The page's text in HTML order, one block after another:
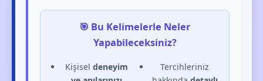
🎯 Bu Kelimelerle Neler
Yapabileceksiniz?
Kişisel deneyim
Tercihleriniz